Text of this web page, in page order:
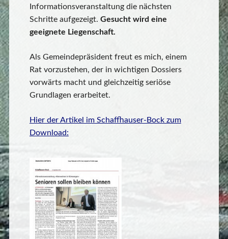
Informationsveranstaltung die nächsten
Schritte aufgezeigt. Gesucht wird eine
geeignete Liegenschaft.
Als Gemeindepräsident freut es mich, einem
Rat vorzustehen, der in wichtigen Dossiers
vorwärts macht und gleichzeitig seriöse
Grundlagen erarbeitet.
Hier der Artikel im Schaffhauser-Bock zum
Download: